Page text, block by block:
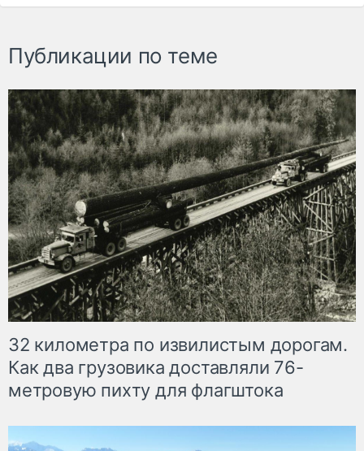
Публикации по теме
32 километра по извилистым дорогам.
Как два грузовика доставляли 76-
метровую пихту для флагштока